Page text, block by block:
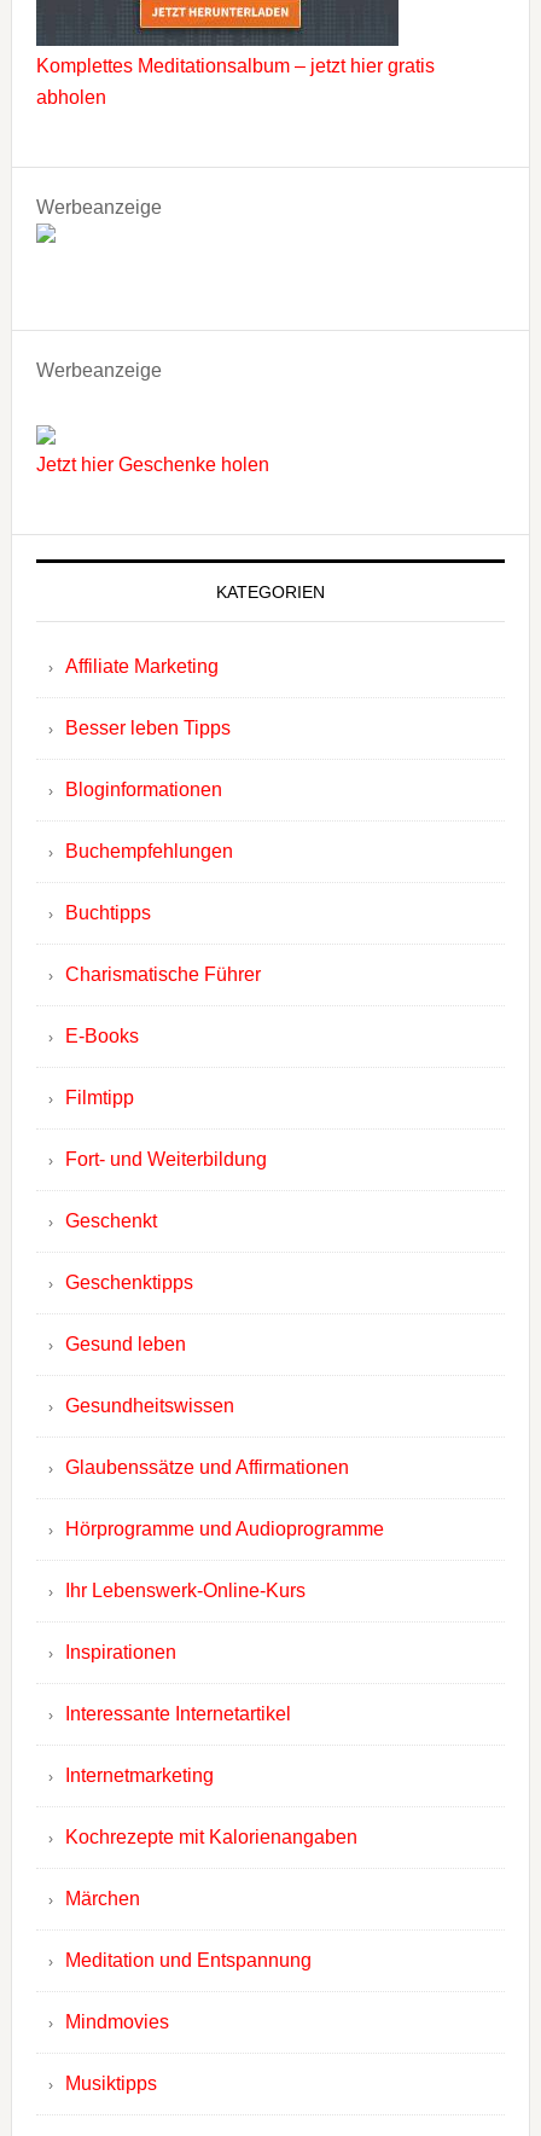
Komplettes Meditationsalbum – jetzt hier gratis
abholen
Werbeanzeige
Werbeanzeige
Jetzt hier Geschenke holen
KATEGORIEN
Affiliate Marketing
Besser leben Tipps
Bloginformationen
Buchempfehlungen
Buchtipps
Charismatische Führer
E-Books
Filmtipp
Fort- und Weiterbildung
Geschenkt
Geschenktipps
Gesund leben
Gesundheitswissen
Glaubenssätze und Affirmationen
Hörprogramme und Audioprogramme
Ihr Lebenswerk-Online-Kurs
Inspirationen
Interessante Internetartikel
Internetmarketing
Kochrezepte mit Kalorienangaben
Märchen
Meditation und Entspannung
Mindmovies
Musiktipps